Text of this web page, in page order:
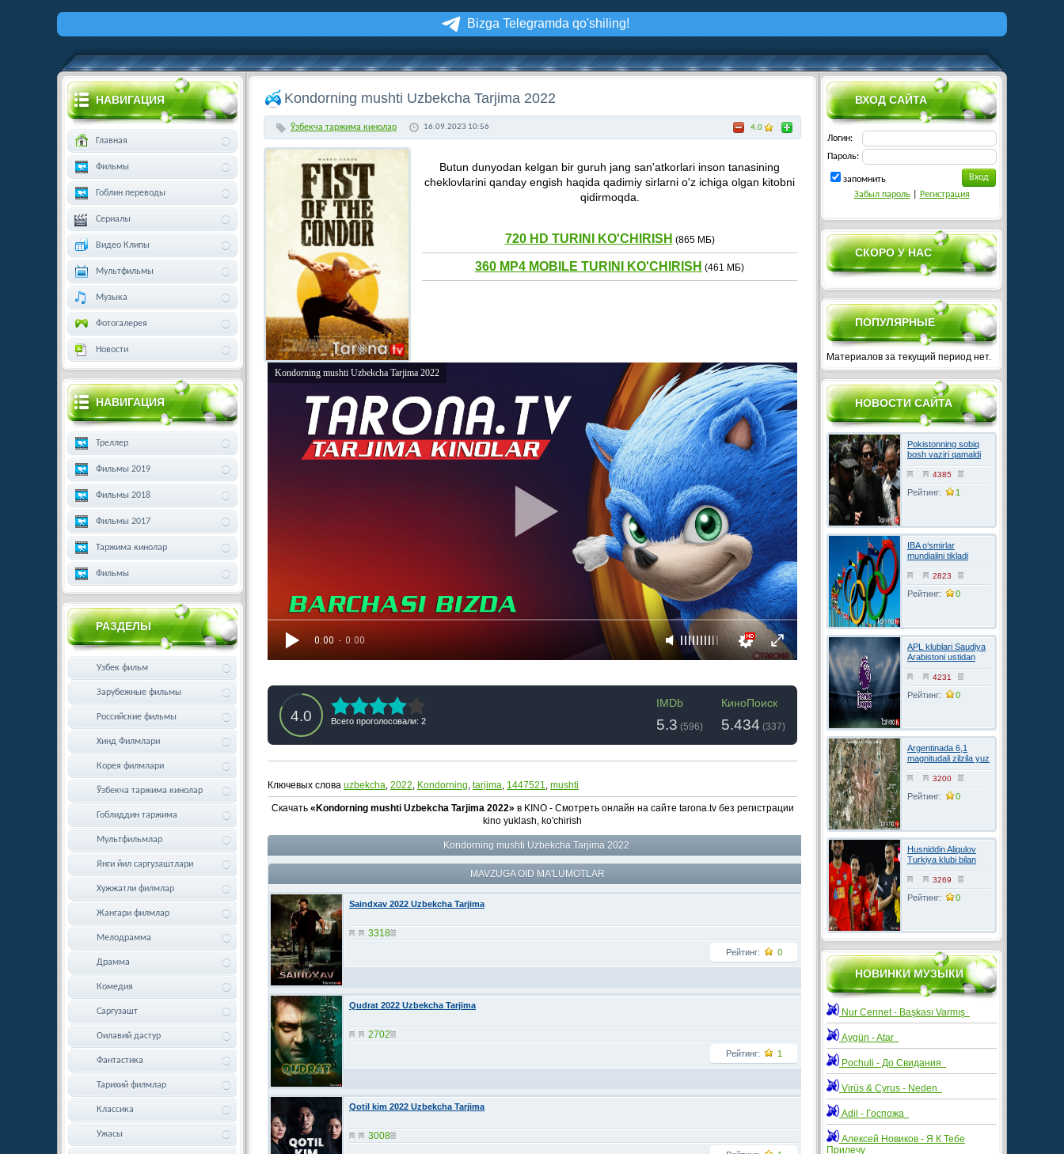
Bizga Telegramda qo'shiling!
Kondorning mushti Uzbekcha Tarjima 2022
Ўзбекча таржима кинолар 16.09.2023 10:56 4.0
Butun dunyodan kelgan bir guruh jang san'atkorlari inson tanasining
cheklovlarini qanday engish haqida qadimiy sirlarni o'z ichiga olgan kitobni
qidirmoqda.
720 HD TURINI KO'CHIRISH (865 МБ)
360 MP4 MOBILE TURINI KO'CHIRISH (461 МБ)
0:00 - 0:00
Kondorning mushti Uzbekcha Tarjima 2022
4.0 Всего проголосовали: 2
IMDb
5.3 (596)
КиноПоиск
5.434 (337)
Ключевых слова uzbekcha, 2022, Kondorning, tarjima, 1447521, mushti
Скачать «Kondorning mushti Uzbekcha Tarjima 2022» в KINO - Смотреть онлайн на сайте tarona.tv без регистрации
kino yuklash, ko'chirish
Kondorning mushti Uzbekcha Tarjima 2022
MAVZUGA OID MA'LUMOTLAR
Saindxav 2022 Uzbekcha Tarjima
3318
Рейтинг: 0
Qudrat 2022 Uzbekcha Tarjima
2702
Рейтинг: 1
Qotil kim 2022 Uzbekcha Tarjima
3008
ВХОД САЙТА
Логин:
Пароль:
запомнить
Забыл пароль| Регистрация
СКОРО У НАС
ПОПУЛЯРНЫЕ
Материалов за текущий период нет.
НОВОСТИ САЙТА
Pokistonning sobiq
bosh vaziri qamaldi
4385
Рейтинг: 1
IBA o‘smirlar
mundialini tikladi
2823
Рейтинг: 0
APL klublari Saudiya
Arabistoni ustidan
FIFAga shikoyat
qilmoqchi4231
Рейтинг: 0
Argentinada 6,1
magnitudali zilzila yuz
berdi
3200
Рейтинг: 0
Husniddin Aliqulov
Turkiya klubi bilan
kelishuvga erishdi
3269
Рейтинг: 0
НОВИНКИ МУЗЫКИ
Nur Cennet - Başkası Varmış
Aygün - Atar
Pochuli - До Свидания
Virüs & Cyrus - Neden
Adil - Госпожа
Алексей Новиков - Я К Тебе
Прилечу
НАВИГАЦИЯ
Главная
Фильмы
Гоблин переводы
Сериалы
Видео Клипы
Мультфильмы
Музыка
Фотогалерея
Новости
НАВИГАЦИЯ
Треллер
Фильмы 2019
Фильмы 2018
Фильмы 2017
Таржима кинолар
Фильмы
РАЗДЕЛЫ
Узбек фильм
Зарубежные фильмы
Российские фильмы
Хинд Филмлари
Корея филмлари
Ўзбекча таржима кинолар
Гоблиддин таржима
Мультфильмлар
Янги йил саргузаштлари
Хужжатли филмлар
Жангари филмлар
Мелодрамма
Драмма
Комедия
Саргузашт
Оилавий дастур
Фантастика
Тарихий филмлар
Классика
Ужасы